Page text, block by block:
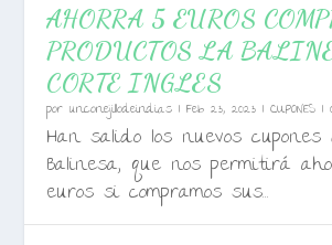
AHORRA 5 EUROS
PRODUCTOS LA
CORTE INGLES
porunconejillodeindias |Feb 23, 2023 |CUPONES |
Han salido los nuevos
Balinesa, que nos permitirá
euros si compramos sus...